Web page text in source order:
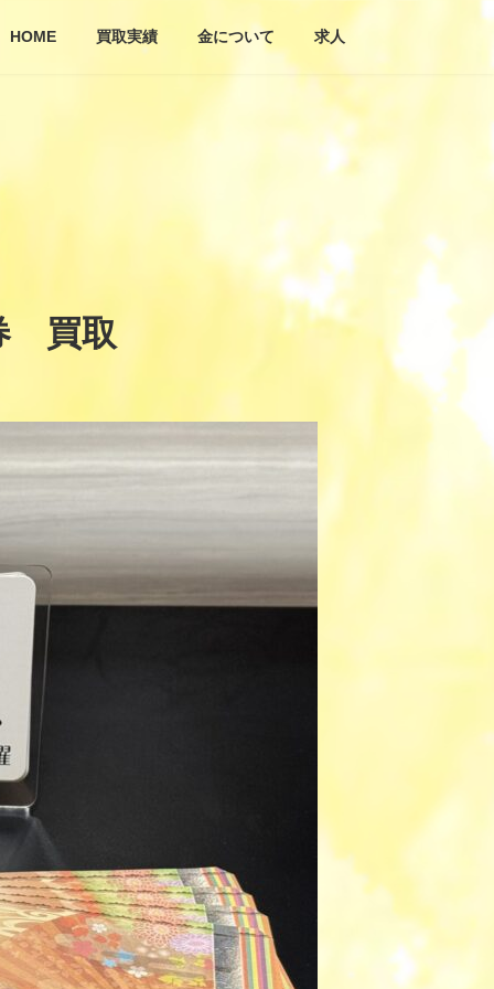
HOME 買取実績 金について 求人
買取